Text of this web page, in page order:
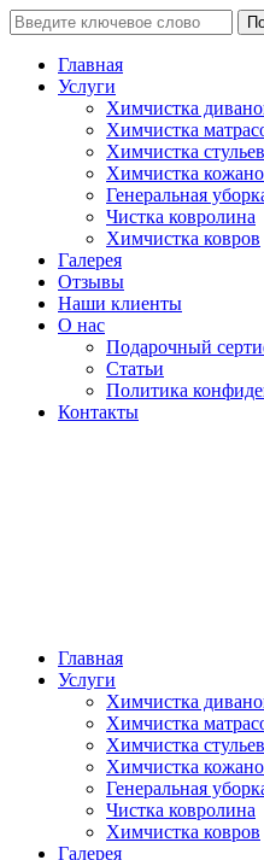
Главная
Услуги
Химчистка
Химчистка
Химчистка
Химчистка
Генеральная
Чистка ковролина
Химчистка ковров
Галерея
Отзывы
Наши клиенты
О нас
Подарочный
Статьи
Политика
Контакты
Главная
Услуги
Химчистка
Химчистка
Химчистка
Химчистка
Генеральная
Чистка ковролина
Химчистка ковров
Галерея